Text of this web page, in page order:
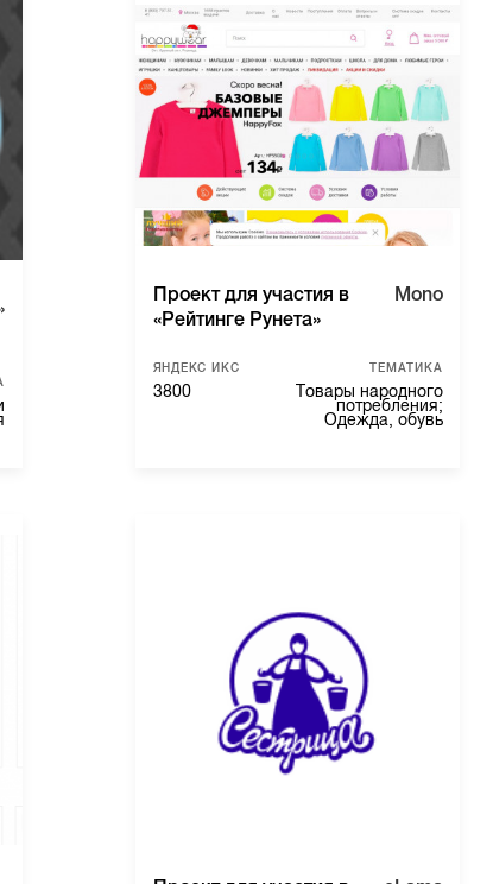
Проект для участия в
«Рейтинге Рунета»
Mono
ЯНДЕКС ИКС
3800
ТЕМАТИКА
Товары народного
потребления;
Одежда, обувь